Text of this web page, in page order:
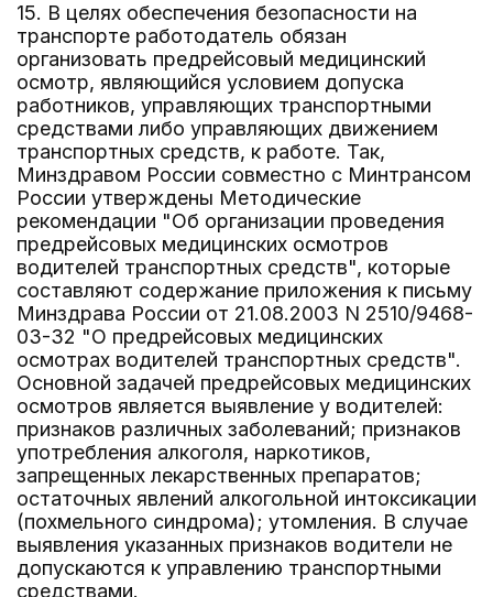
15. В целях обеспечения безопасности на
транспорте работодатель обязан
организовать предрейсовый медицинский
осмотр, являющийся условием допуска
работников, управляющих транспортными
средствами либо управляющих движением
транспортных средств, к работе. Так,
Минздравом России совместно с Минтрансом
России утверждены Методические
рекомендации "Об организации проведения
предрейсовых медицинских осмотров
водителей транспортных средств", которые
составляют содержание приложения к письму
Минздрава России от 21.08.2003 N 2510/9468-
03-32 "О предрейсовых медицинских
осмотрах водителей транспортных средств".
Основной задачей предрейсовых медицинских
осмотров является выявление у водителей:
признаков различных заболеваний; признаков
употребления алкоголя, наркотиков,
запрещенных лекарственных препаратов;
остаточных явлений алкогольной интоксикации
(похмельного синдрома); утомления. В случае
выявления указанных признаков водители не
допускаются к управлению транспортными
средствами.